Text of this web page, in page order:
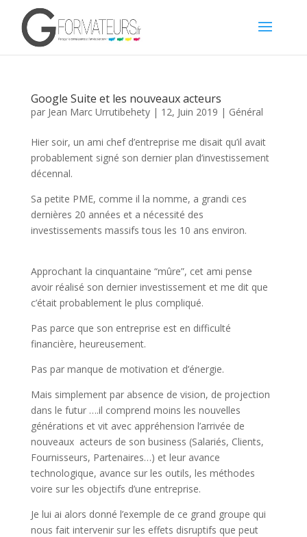
Google Suite et les nouveaux acteurs
par Jean Marc Urrutibehety| 12, Juin 2019 | Général
Hier soir, un ami chef d’entreprise me disait qu’il avait
probablement signé son dernier plan d’investissement
décennal.
Sa petite PME, comme il la nomme, a grandi ces
dernières 20 années et a nécessité des
investissements massifs tous les 10 ans environ.
Approchant la cinquantaine “mûre”, cet ami pense
avoir réalisé son dernier investissement et me dit que
c’était probablement le plus compliqué.
Pas parce que son entreprise est en difficulté
financière, heureusement.
Pas par manque de motivation et d’énergie.
Mais simplement par absence de vision, de projection
dans le futur ….il comprend moins les nouvelles
générations et vit avec appréhension l’arrivée de
nouveaux acteurs de son business (Salariés, Clients,
Fournisseurs, Partenaires…) et leur avance
technologique, avance sur les outils, les méthodes
voire sur les objectifs d’une entreprise.
Je lui ai alors donné l’exemple de ce grand groupe qui
nous fait intervenir sur les effets disruptifs que peut